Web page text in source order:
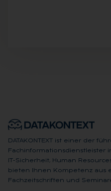
DATAKONTEXT ist einer der
Fachinformationsdienstleister
IT-Sicherheit, Human
bieten Ihnen Kompetenz aus
Fachzeitschriften und